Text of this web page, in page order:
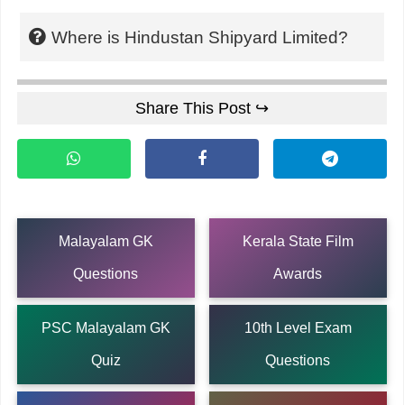
Where is Hindustan Shipyard Limited?
Share This Post ↪
Malayalam GK
Questions
Kerala State Film
Awards
PSC Malayalam GK
Quiz
10th Level Exam
Questions